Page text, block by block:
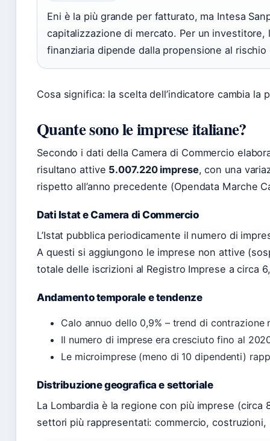
Eni è la più grande per fatturato, ma Intesa
capitalizzazione di mercato. Per un
finanziaria dipende dalla propensione al
Cosa significa: la scelta dell’indicatore cambia la
Quante sono le imprese italiane?
Secondo i dati della Camera di Commercio
risultano attive 5.007.220 imprese, con una
rispetto all’anno precedente (Opendata Marche
Dati Istat e Camera di Commercio
L’Istat pubblica periodicamente il numero di
A questi si aggiungono le imprese non attive
totale delle iscrizioni al Registro Imprese a circa
Andamento temporale e tendenze
Calo annuo dello 0,9% – trend di contrazione
Il numero di imprese era cresciuto fino al
Le microimprese (meno di 10 dipendenti)
Distribuzione geografica e settoriale
La Lombardia è la regione con più imprese (circa
settori più rappresentati: commercio,